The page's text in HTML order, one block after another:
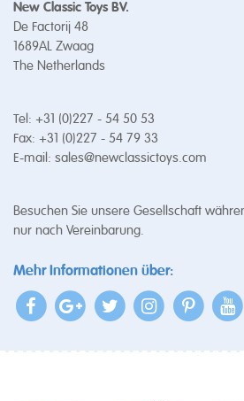
New Classic Toys BV.
De Factorij 48
1689AL Zwaag
The Netherlands
Tel: +31 (0)227 - 54 50 53
Fax: +31 (0)227 - 54 79 33
E-mail: sales@newclassictoys.com
Besuchen Sie unsere Gesellschaft
nur nach Vereinbarung.
Mehr Informationen über: